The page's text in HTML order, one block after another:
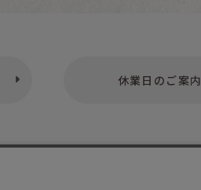
休業日のご案内